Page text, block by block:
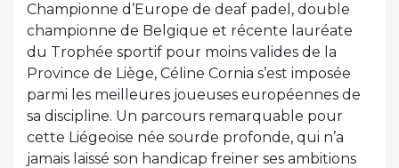
Championne d’Europe de deaf padel, double
championne de Belgique et récente lauréate
du Trophée sportif pour moins valides de la
Province de Liège, Céline Cornia s’est imposée
parmi les meilleures joueuses européennes de
sa discipline. Un parcours remarquable pour
cette Liégeoise née sourde profonde, qui n’a
jamais laissé son handicap freiner ses ambitions